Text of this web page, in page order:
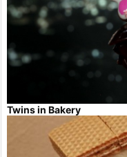
Twins in Bakery